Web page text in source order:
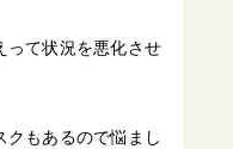
って状況を悪化させ
クもあるので悩まし